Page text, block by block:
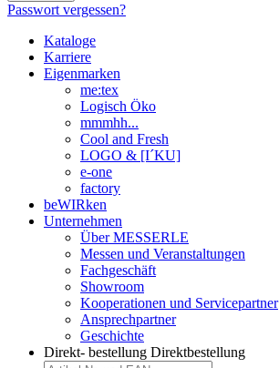
Passwort vergessen?
Kataloge
Karriere
Eigenmarken
me:tex
Logisch Öko
mmmhh...
Cool and Fresh
LOGO & [I´KU]
e-one
factory
beWIRken
Unternehmen
Über MESSERLE
Messen und Veranstaltungen
Fachgeschäft
Showroom
Kooperationen und Servicepartner
Ansprechpartner
Geschichte
Direkt- bestellung Direktbestellung